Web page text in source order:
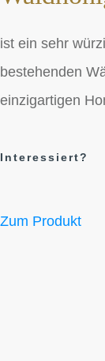
ist ein sehr
bestehenden
einzigartigen
Interessiert?
Zum Produkt